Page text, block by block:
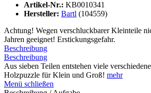
Artikel-Nr.: KB0010341
Hersteller: Bartl (104559)
Achtung! Wegen verschluckbarer Kleinteile
Jahren geeignet! Erstickungsgefahr.
Beschreibung
Beschreibung
Aus sieben Teilen entstehen viele
Holzpuzzle für Klein und Groß! mehr
Menü schließen